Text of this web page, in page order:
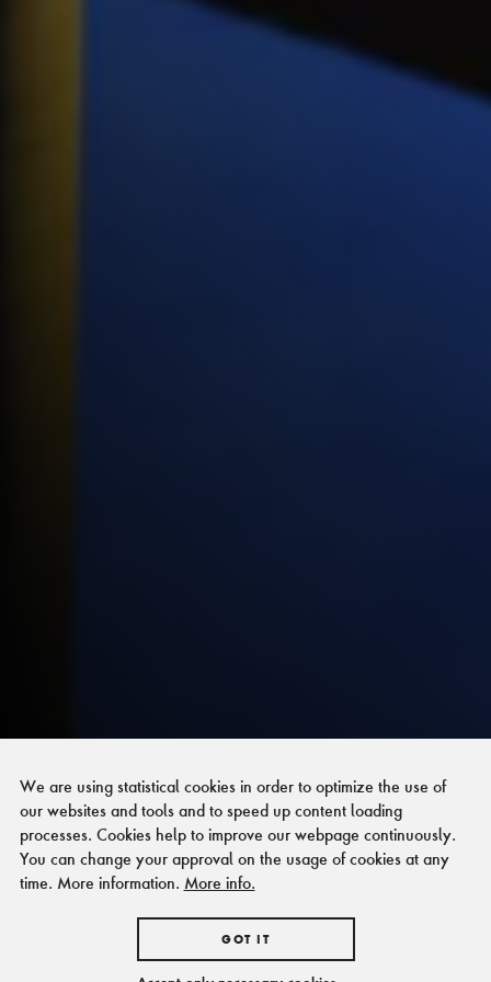
We are using statistical cookies in order to optimize the use of
our websites and tools and to speed up content loading
processes. Cookies help to improve our webpage continuously.
You can change your approval on the usage of cookies at any
time. More information. More info.
GOT IT